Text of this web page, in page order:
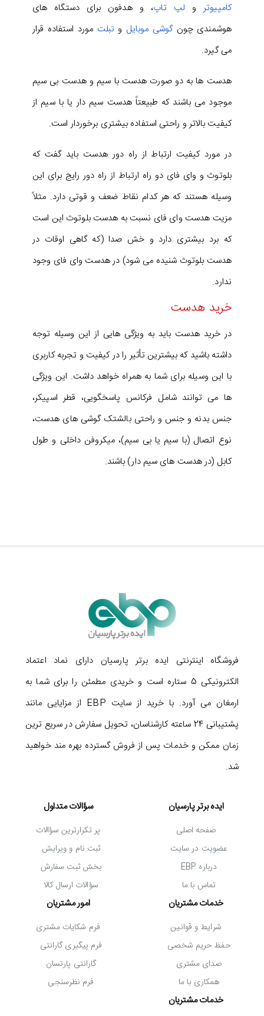
کامپیوترو لپ تاپ، و هدفون برای دستگاه های
هوشمندی چونگوشی موبایل و تبلت مورد استفاده قرار
می گیرد.
هدست ها به دو صورت هدست با سیم و هدست بی سیم
موجود می باشند که طبیعتاً هدست سیم دار یا با سیم از
کیفیت بالاتر و راحتی استفاده بیشتری برخوردار است.
در مورد کیفیت ارتباط از راه دور هدست باید گفت که
بلوتوث و وای فای دو راه ارتباط از راه دور رایج برای این
وسیله هستند که هر کدام نقاط ضعف و قوتی دارد. مثلاً
مزیت هدست وای فای نسبت به هدست بلوتوث این است
که برد بیشتری دارد و خش صدا (که گاهی اوقات در
هدست بلوتوث شنیده می شود) در هدست وای فای وجود
ندارد.
خرید هدست
در خرید هدست باید به ویژگی هایی از این وسیله توجه
داشته باشید که بیشترین تأثیر را در کیفیت و تجربه کاربری
با این وسیله برای شما به همراه خواهد داشت. این ویژگی
ها می توانند شامل فرکانس پاسخگویی، قطر اسپیکر،
جنس بدنه و جنس و راحتی بالشتک گوشی های هدست،
نوع اتصال (با سیم یا بی سیم)، میکروفن داخلی و طول
کابل (در هدست های سیم دار) باشند.
فروشگاه اینترنتی ایده برتر پارسیان دارای نماد اعتماد
الکترونیکی 5 ستاره است و خریدی مطمئن را برای شما به
ارمغان می آورد. با خرید از سایت EBP از مزایایی مانند
پشتیبانی 24 ساعته کارشناسان، تحویل سفارش در سریع ترین
زمان ممکن و خدمات پس از فروش گسترده بهره مند خواهید
شد.
ایده برتر پارسیان
صفحه اصلی
عضویت در سایت
درباره EBP
تماس با ما
سؤالات متداول
پر تکرارترین سؤالات
ثبت نام و ویرایش
بخش ثبت سفارش
سؤالات ارسال کالا
خدمات مشتریان
شرایط و قوانین
حفظ حریم شخصی
صدای مشتری
همکاری با ما
امور مشتریان
فرم شکایات مشتری
فرم پیگیری گارانتی
گارانتی پارتسان
فرم نظرسنجی
خدمات مشتریان